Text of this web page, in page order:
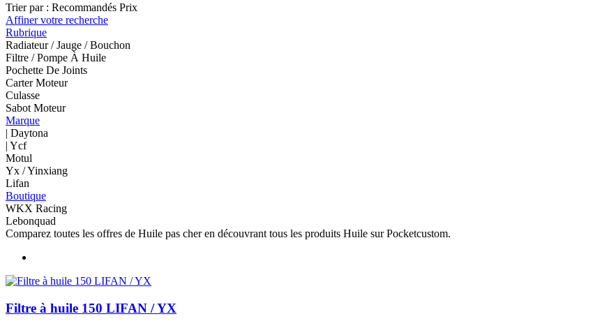
Trier par : Recommandés Prix
Affiner votre recherche
Rubrique
Radiateur / Jauge / Bouchon
Filtre / Pompe À Huile
Pochette De Joints
Carter Moteur
Culasse
Sabot Moteur
Marque
| Daytona
| Ycf
Motul
Yx / Yinxiang
Lifan
Boutique
WKX Racing
Lebonquad
Comparez toutes les offres de Huile pas cher en découvrant tous les produits Huile sur Pocketcustom.
Filtre à huile 150 LIFAN / YX